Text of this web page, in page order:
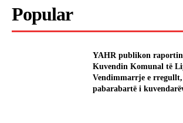
Popular
YAHR publikon
Kuvendin Komunal të
Vendimmarrje e
pabarabartë i